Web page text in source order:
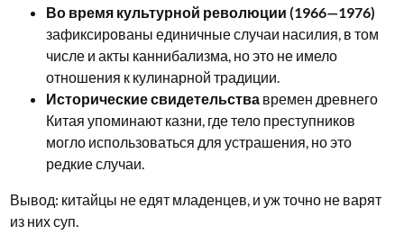
Во время культурной революции (1966—1976)
зафиксированы единичные случаи насилия, в том
числе и акты каннибализма, но это не имело
отношения к кулинарной традиции.
Исторические свидетельства времен древнего
Китая упоминают казни, где тело преступников
могло использоваться для устрашения, но это
редкие случаи.
Вывод: китайцы не едят младенцев, и уж точно не варят
из них суп.